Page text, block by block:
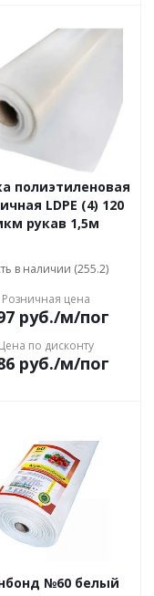
полиэтиленовая
LDPE (4) 120
рукав 1,5м
в наличии (255.2)
Розничная цена
руб./м/пог
Цена по дисконту
руб./м/пог
№60 белый